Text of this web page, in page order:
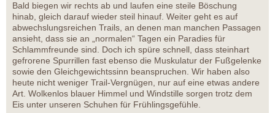
Bald biegen wir rechts ab und laufen eine steile Böschung
hinab, gleich darauf wieder steil hinauf. Weiter geht es auf
abwechslungsreichen Trails, an denen man manchen Passagen
ansieht, dass sie an „normalen“ Tagen ein Paradies für
Schlammfreunde sind. Doch ich spüre schnell, dass steinhart
gefrorene Spurrillen fast ebenso die Muskulatur der Fußgelenke
sowie den Gleichgewichtssinn beanspruchen. Wir haben also
heute nicht weniger Trail-Vergnügen, nur auf eine etwas andere
Art. Wolkenlos blauer Himmel und Windstille sorgen trotz dem
Eis unter unseren Schuhen für Frühlingsgefühle.